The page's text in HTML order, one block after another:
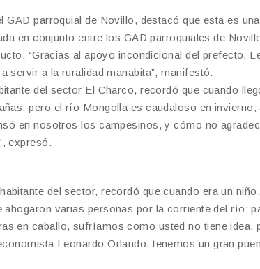
GAD parroquial de Novillo, destacó que esta es
en conjunto entre los GAD parroquiales de
“Gracias al apoyo incondicional del prefecto,
servir a la ruralidad manabita”, manifestó.
del sector El Charco, recordó que cuando
pero el río Mongolla es caudaloso en
en nosotros los campesinos, y cómo no
expresó.
del sector, recordó que cuando era un
varias personas por la corriente del río;
en caballo, sufríamos como usted no tiene idea,
Leonardo Orlando, tenemos un gran